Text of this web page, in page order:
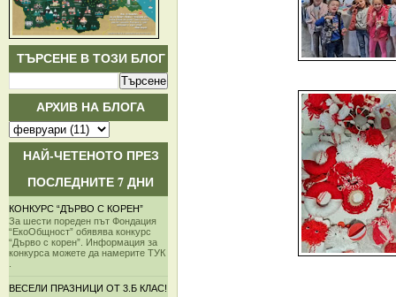
ТЪРСЕНЕ В ТОЗИ БЛОГ
АРХИВ НА БЛОГА
НАЙ-ЧЕТЕНОТО ПРЕЗ
ПОСЛЕДНИТЕ 7 ДНИ
КОНКУРС “ДЪРВО С КОРЕН”
За шести пореден път Фондация
“ЕкоОбщност” обявява конкурс
“Дърво с корен”. Информация за
конкурса можете да намерите ТУК
ВЕСЕЛИ ПРАЗНИЦИ ОТ 3.Б КЛАС!